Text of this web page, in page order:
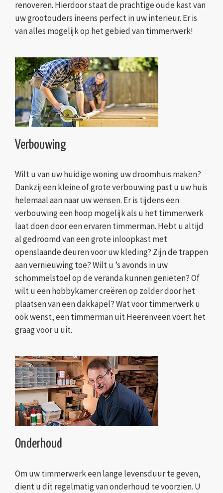
renoveren. Hierdoor staat de prachtige oude kast van
uw grootouders ineens perfect in uw interieur. Er is
van alles mogelijk op het gebied van timmerwerk!
Verbouwing
Wilt u van uw huidige woning uw droomhuis maken?
Dankzij een kleine of grote verbouwing past u uw huis
helemaal aan naar uw wensen. Er is tijdens een
verbouwing een hoop mogelijk als u het timmerwerk
laat doen door een ervaren timmerman. Hebt u altijd
al gedroomd van een grote inloopkast met
openslaande deuren voor uw kleding? Zijn de trappen
aan vernieuwing toe? Wilt u ’s avonds in uw
schommelstoel op de veranda kunnen genieten? Of
wilt u een hobbykamer creëren op zolder door het
plaatsen van een dakkapel? Wat voor timmerwerk u
ook wenst, een timmerman uit Heerenveen voert het
graag voor u uit.
Onderhoud
Om uw timmerwerk een lange levensduur te geven,
dient u dit regelmatig van onderhoud te voorzien. U